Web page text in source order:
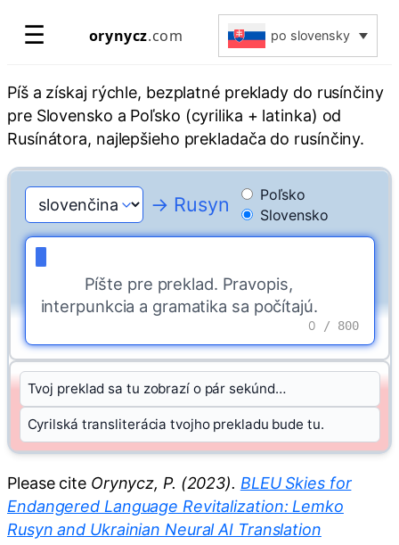
☰ orynycz.com po slovensky
Píš a získaj rýchle, bezplatné preklady do rusínčiny
pre Slovensko a Poľsko (cyrilika + latinka) od
Rusínátora, najlepšieho prekladača do rusínčiny.
→ Rusyn
Poľsko
Slovensko
Píšte pre preklad. Pravopis,
interpunkcia a gramatika sa počítajú.
0 / 800
Tvoj preklad sa tu zobrazí o pár sekúnd…
Cyrilská transliterácia tvojho prekladu bude tu.
Please cite Orynycz, P. (2023). BLEU Skies for
Endangered Language Revitalization: Lemko
Rusyn and Ukrainian Neural AI Translation